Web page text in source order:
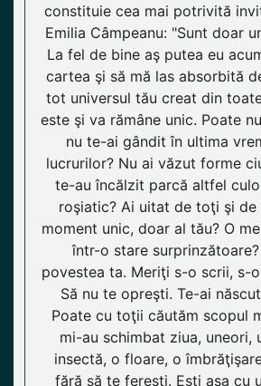
constituie cea mai potrivită
Emilia Câmpeanu: "Sunt doar
La fel de bine aş putea eu
cartea şi să mă las absorbită
tot universul tău creat din
este şi va rămâne unic. Poate
nu te-ai gândit în ultima
lucrurilor? Nu ai văzut forme
te-au încălzit parcă altfel
roşiatic? Ai uitat de toţi şi
moment unic, doar al tău? O
într-o stare
povestea ta. Meriţi s-o scrii, s-
Să nu te opreşti. Te-ai
Poate cu toţii căutăm scopul
mi-au schimbat ziua, uneori,
insectă, o floare, o
fără să te fereşti. Eşti aşa cu